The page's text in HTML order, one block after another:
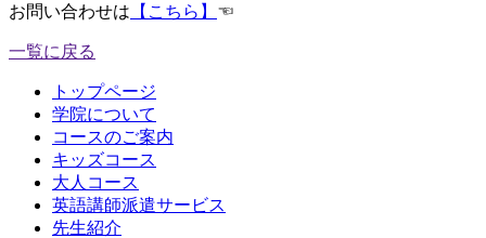
お問い合わせは 【こちら】 ☜
一覧に戻る
トップページ
学院について
コースのご案内
キッズコース
大人コース
英語講師派遣サービス
先生紹介